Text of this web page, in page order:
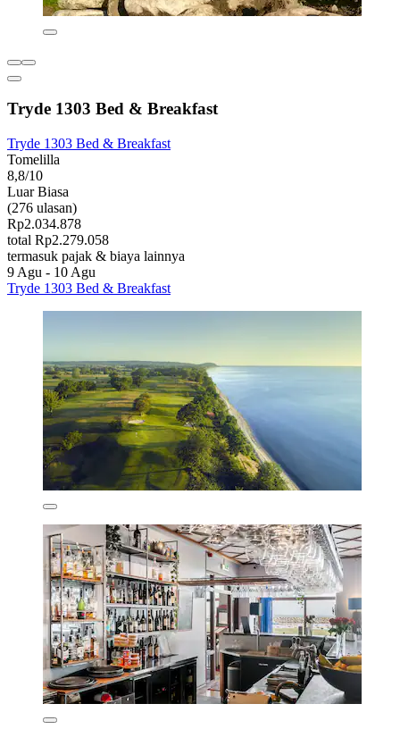
Tryde 1303 Bed & Breakfast
Tryde 1303 Bed & Breakfast
Tomelilla
8,8/10
Luar Biasa
(276 ulasan)
Rp2.034.878
total Rp2.279.058
termasuk pajak & biaya lainnya
9 Agu - 10 Agu
Tryde 1303 Bed & Breakfast